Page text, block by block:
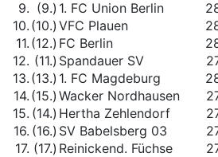
9. (9.) 1. FC Union Berlin
10. (10.) VFC Plauen
11. (12.) FC Berlin
12. (11.) Spandauer SV
13. (13.) 1. FC Magdeburg
14. (15.) Wacker Nordhausen
15. (14.) Hertha Zehlendorf
16. (16.) SV Babelsberg 03
17. (17.) Reinickend. Füchse